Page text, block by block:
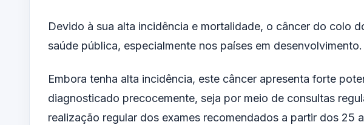
Devido à sua alta incidência e mortalidade, o câncer do colo
saúde pública, especialmente nos países em desenvolvimento.
Embora tenha alta incidência, este câncer apresenta forte
diagnosticado precocemente, seja por meio de consultas
realização regular dos exames recomendados a partir dos 25